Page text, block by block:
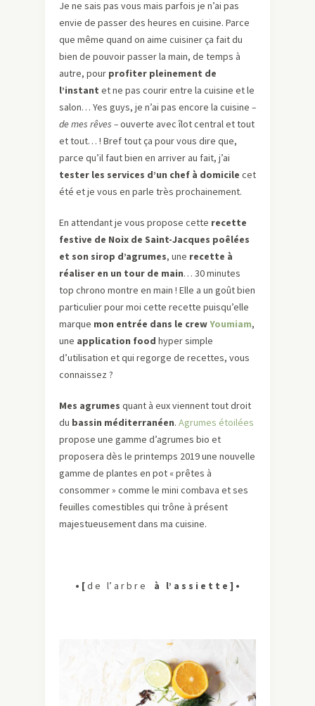
Je ne sais pas vous mais parfois je n’ai pas
envie de passer des heures en cuisine. Parce
que même quand on aime cuisiner ça fait du
bien de pouvoir passer la main, de temps à
autre, pour profiter pleinement de
l’instant et ne pas courir entre la cuisine et le
salon… Yes guys, je n’ai pas encore la cuisine –
de mes rêves –ouverte avec îlot central et tout
et tout… ! Bref tout ça pour vous dire que,
parce qu’il faut bien en arriver au fait, j’ai
tester les services d’un chef à domicile cet
été et je vous en parle très prochainement.
En attendant je vous propose cette recette
festive de Noix de Saint-Jacques poêlées
et son sirop d’agrumes, une recette à
réaliser en un tour de main… 30 minutes
top chrono montre en main ! Elle a un goût bien
particulier pour moi cette recette puisqu’elle
marque mon entrée dans le crewYoumiam,
une application food hyper simple
d’utilisation et qui regorge de recettes, vous
connaissez ?
Mes agrumes quant à eux viennent tout droit
du bassin méditerranéen. Agrumes étoilées
propose une gamme d’agrumes bio et
proposera dès le printemps 2019 une nouvelle
gamme de plantes en pot « prêtes à
consommer » comme le mini combava et ses
feuilles comestibles qui trône à présent
majestueusement dans ma cuisine.
• [d e l’ a r b r e à l’ a s s i e t t e ] •